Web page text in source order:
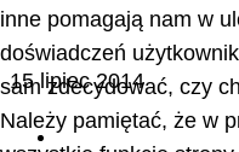
15 lipiec 2014
inne pomagają nam w
doświadczeń
sam zdecydować, czy
Należy pamiętać, że w